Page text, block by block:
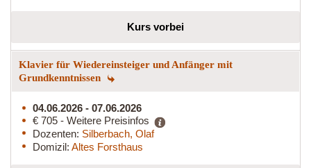
Kurs vorbei
Klavier für Wiedereinsteiger und Anfänger mit
Grundkenntnissen
04.06.2026 - 07.06.2026
€ 705 - Weitere Preisinfos
Dozenten: Silberbach, Olaf
Domizil: Altes Forsthaus